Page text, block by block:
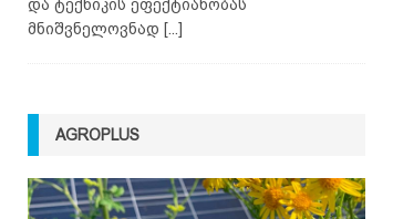
და ტექნიკის ეფექტიანობას
მნიშვნელოვნად [...]
AGROPLUS